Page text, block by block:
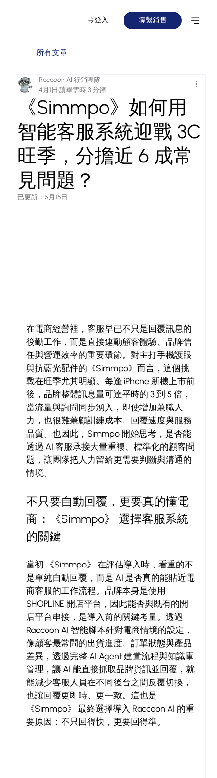
登入 聯繫銷售
《Simmpo》如何用
智能客服系統迎戰 3C
旺季，分擔近 6 成常
見問題？
Raccoon AI 行銷團隊
4月1日讀畢需時 3 分鐘
已更新：5月15日
在電商經營裡，客服早已不只是回覆訊息的
後勤工作，而是直接連動顧客體驗、品牌信
任與營運效率的重要環節。對主打手機護眼
與抗藍光配件的《Simmpo》而言，這個挑
戰在旺季尤其明顯。每逢 iPhone 新機上市前
後，品牌整體訊息量可達平時的 3 到 5 倍，
當流量與詢問同步湧入，即使增加兼職人
力，也很難兼顧訓練成本、回覆速度與服務
品質。也因此，Simmpo 開始思考，是否能
透過 AI 客服承接大量重複、標準化的顧客問
題，讓團隊把人力留給更需要判斷與溝通的
情境。
不只要自動回覆，更要真的懂電
商：《Simmpo》 選擇客服系統
的關鍵
當初 《Simmpo》 在評估導入時，看重的不
是單純自動回覆，而是 AI 是否真的能貼近電
商客服的工作流程。品牌本身是使用
SHOPLINE 開店平台，因此能否與既有的開
店平台串接，是導入前的關鍵考量。透過
Raccoon AI 智能腳本針對電商情境的設定，
像顧客最常問的出貨進度、訂單狀態與產品
差異，透過完整 AI Agent 建置流程與知識庫
管理，讓 AI 能直接抓取品牌資訊並回覆，就
能減少客服人員在不同後台之間反覆切換，
也讓回覆更即時、更一致。這也是
《Simmpo》 最終選擇導入 Raccoon AI 的重
要原因：不只回得快，更要回得準。
所有文章